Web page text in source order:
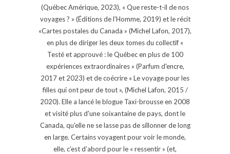
(Québec Amérique, 2023), « Que reste-t-il de nos
voyages ? » (Éditions de l'Homme, 2019) et le récit
«Cartes postales du Canada » (Michel Lafon, 2017),
en plus de diriger les deux tomes du collectif «
Testé et approuvé : le Québec en plus de 100
expériences extraordinaires » (Parfum d'encre,
2017 et 2023) et de coécrire « Le voyage pour les
filles qui ont peur de tout », (Michel Lafon, 2015 /
2020). Elle a lancé le blogue Taxi-brousse en 2008
et visité plus d'une soixantaine de pays, dont le
Canada, qu'elle ne se lasse pas de sillonner de long
en large. Certains voyagent pour voir le monde,
elle, c’est d’abord pour le « ressentir » (et,